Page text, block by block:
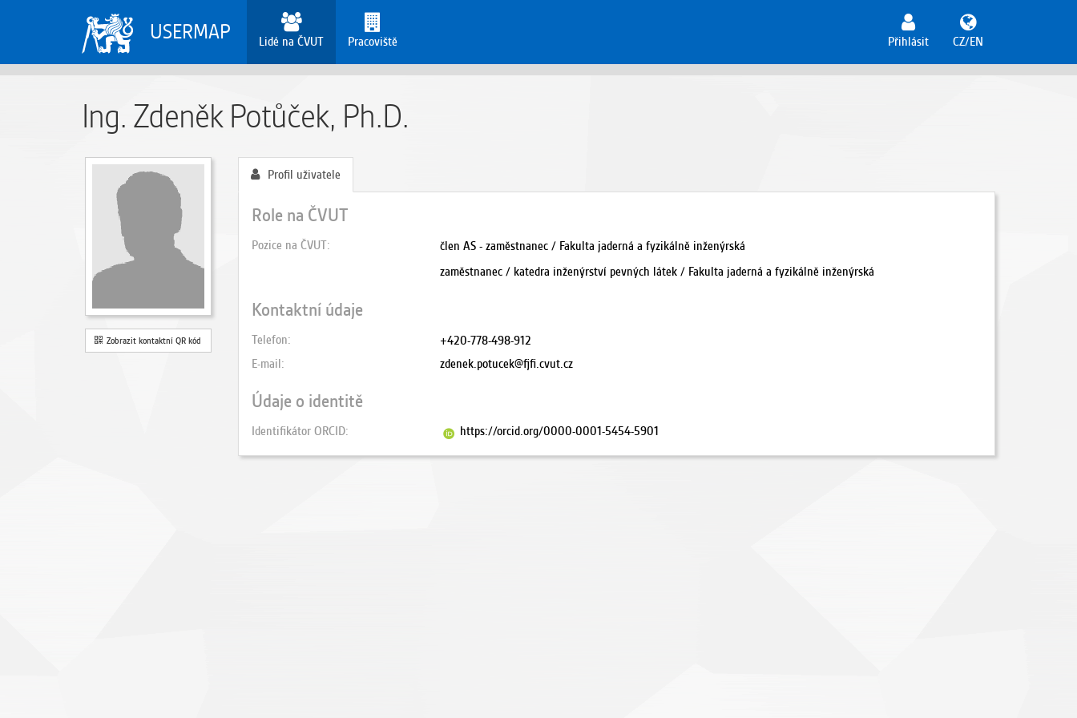
USERMAP Lidé na ČVUT Pracoviště Přihlásit CZ/EN
Ing. Zdeněk Potůček, Ph.D.
Zobrazit kontaktní QR kód
Profil uživatele
Role na ČVUT
Pozice na ČVUT
člen AS - zaměstnanec / Fakulta jaderná a fyzikálně inženýrská
zaměstnanec / katedra inženýrství pevných látek / Fakulta jaderná a fyzikálně inženýrská
Kontaktní údaje
Telefon
+420-778-498-912
E-mail
zdenek.potucek@fjfi.cvut.cz
Údaje o identitě
Identifikátor ORCID https://orcid.org/0000-0001-5454-5901